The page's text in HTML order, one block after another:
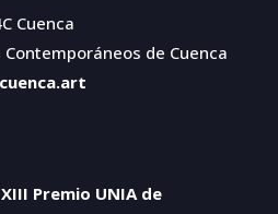
Cuenca
de Cuenca
Premio UNIA de